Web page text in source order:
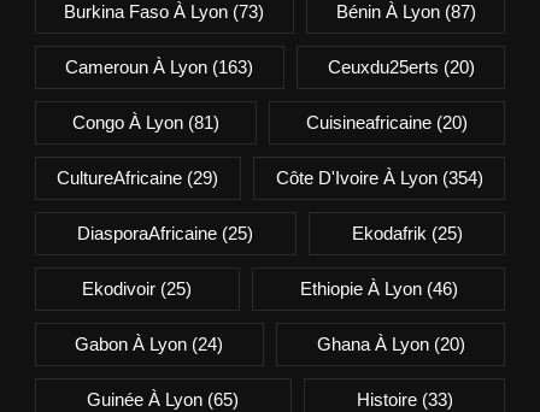
Burkina Faso À Lyon (73) Bénin À Lyon(87)
Cameroun À Lyon (163) Ceuxdu25erts (20)
Congo À Lyon(81) Cuisineafricaine (20)
CultureAfricaine (29) Côte D'Ivoire À Lyon(354)
DiasporaAfricaine (25) Ekodafrik (25)
Ekodivoir (25) Ethiopie À Lyon(46)
Gabon À Lyon (24) Ghana À Lyon(20)
Guinée À Lyon (65) Histoire(33)